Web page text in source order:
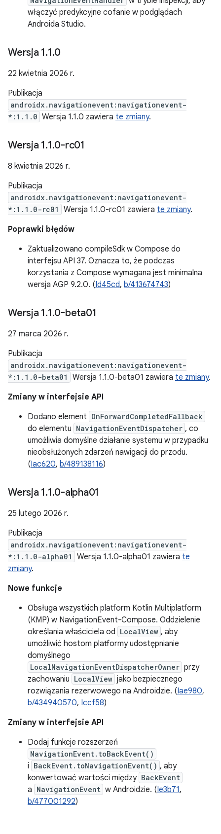
włączyć predykcyjne cofanie w podglądach
Androida Studio.
Wersja 1.1.0
22 kwietnia 2026 r.
Publikacja
androidx.navigationevent:navigationevent-
*:1.1.0 Wersja 1.1.0 zawiera te zmiany.
Wersja 1.1.0-rc01
8 kwietnia 2026 r.
Publikacja
androidx.navigationevent:navigationevent-
*:1.1.0-rc01
Wersja 1.1.0-rc01 zawiera te zmiany.
Poprawki błędów
Zaktualizowano compileSdk w Compose do
interfejsu API 37. Oznacza to, że podczas
korzystania z Compose wymagana jest minimalna
wersja AGP 9.2.0. (Id45cd, b/413674743)
Wersja 1.1.0-beta01
27 marca 2026 r.
Publikacja
androidx.navigationevent:navigationevent-
*:1.1.0-beta01
Wersja 1.1.0-beta01 zawiera te zmiany.
Zmiany w interfejsie API
Dodano element OnForwardCompletedFallback
do elementu NavigationEventDispatcher , co
umożliwia domyślne działanie systemu w przypadku
nieobsłużonych zdarzeń nawigacji do przodu.
(Iac620, b/489138116)
Wersja 1.1.0-alpha01
25 lutego 2026 r.
Publikacja
androidx.navigationevent:navigationevent-
*:1.1.0-alpha01
Wersja 1.1.0-alpha01 zawiera te
zmiany.
Nowe funkcje
Obsługa wszystkich platform Kotlin Multiplatform
(KMP) w NavigationEvent-Compose. Oddzielenie
określania właściciela od LocalView , aby
umożliwić hostom platformy udostępnianie
domyślnego
LocalNavigationEventDispatcherOwner przy
zachowaniu LocalView jako bezpiecznego
rozwiązania rezerwowego na Androidzie. (Iae980,
b/434940570, Iccf58)
Zmiany w interfejsie API
Dodaj funkcje rozszerzeń
NavigationEvent.toBackEvent()
i BackEvent.toNavigationEvent() , aby
konwertować wartości między BackEvent
a NavigationEvent w Androidzie. (Ie3b71,
b/477001292)